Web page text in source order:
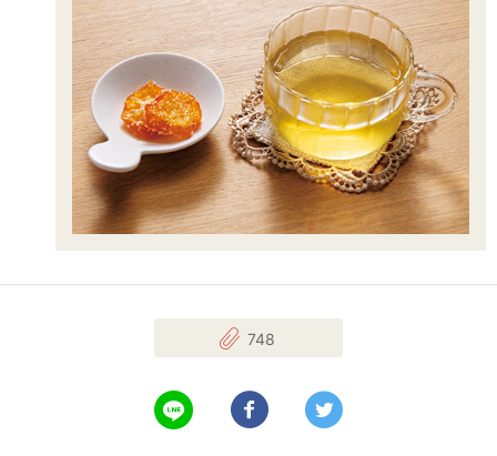
748
LINEで送る Facebookでシェアする